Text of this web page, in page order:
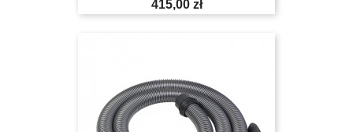
Cena
415,00 zł